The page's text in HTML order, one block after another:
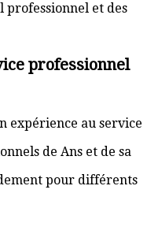
professionnel et des
professionnel
expérience au service
de Ans et de sa
pour différents